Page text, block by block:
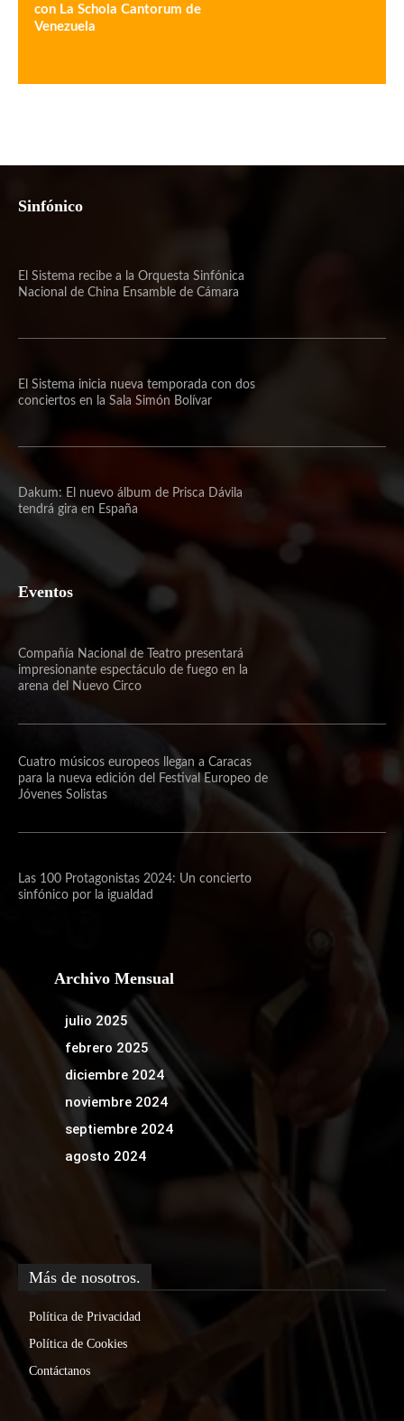
con La Schola Cantorum de
Venezuela
Sinfónico
El Sistema recibe a la Orquesta Sinfónica
Nacional de China Ensamble de Cámara
El Sistema inicia nueva temporada con dos
conciertos en la Sala Simón Bolívar
Dakum: El nuevo álbum de Prisca Dávila
tendrá gira en España
Eventos
Compañía Nacional de Teatro presentará
impresionante espectáculo de fuego en la
arena del Nuevo Circo
Cuatro músicos europeos llegan a Caracas
para la nueva edición del Festival Europeo de
Jóvenes Solistas
Las 100 Protagonistas 2024: Un concierto
sinfónico por la igualdad
Archivo Mensual
julio 2025
febrero 2025
diciembre 2024
noviembre 2024
septiembre 2024
agosto 2024
Más de nosotros.
Política de Privacidad
Política de Cookies
Contáctanos